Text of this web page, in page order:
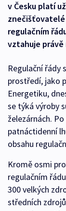
v Česku platí
znečišťovatelé
regulačním
vztahuje právě
Regulační řády
prostředí, jako
Energetiku,
se týká výroby
železárnách.
patnáctidenní
obsahu
Kromě osmi
regulačním
300 velkých
středních